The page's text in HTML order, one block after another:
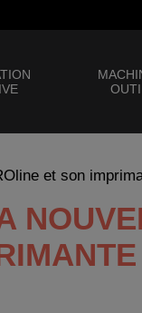
et son